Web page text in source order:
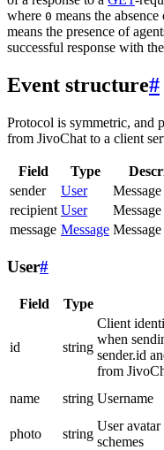
where 0 means the
means the presence of
successful response with
Event structure#
Protocol is symmetric, and
from JivoChat to a client
Field Type
sender
User
recipient User
message Message
User#
Field Type
id string
Client
when
sender.id
from
name string Username
photo
string
User
schemes